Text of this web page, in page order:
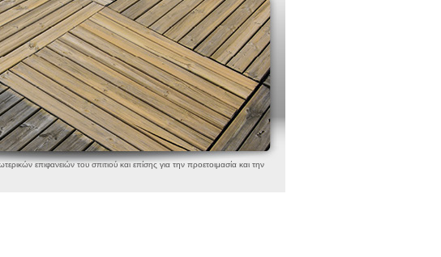
επιφανειών του σπιτιού και επίσης για την προετοιμασία και την